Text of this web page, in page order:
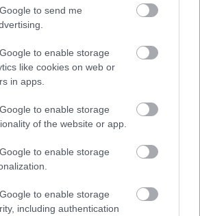
to send me
to enable storage
like cookies on web or
in apps.
to enable storage
of the website or app.
to enable storage
to enable storage
including authentication